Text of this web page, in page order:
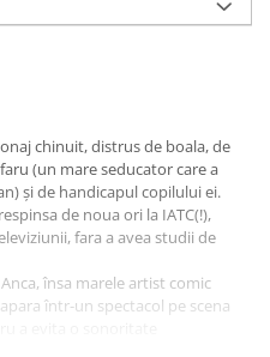
chinuit, distrus de boala, de
(un mare seducator care a
și de handicapul copilului ei.
de noua ori la IATC(!),
fara a avea studii de
însa marele artist comic
într‑un spectacol pe scena